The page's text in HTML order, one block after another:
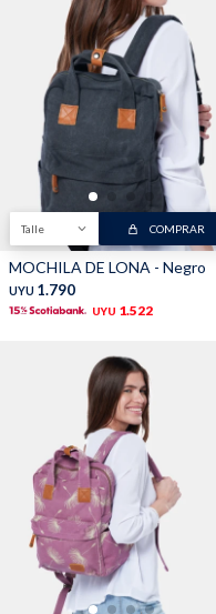
Talle COMPRAR
MOCHILA DE LONA - Negro
UYU 1.790
UYU 1.522